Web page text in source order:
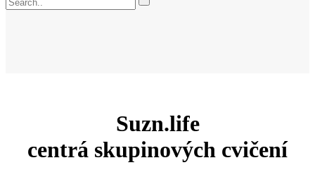
Suzn.life
centrá skupinových cvičení